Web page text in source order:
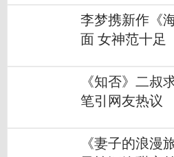
李梦携新作《
面 女神范十足
《知否》二叔
笔引网友热议
《妻子的浪漫